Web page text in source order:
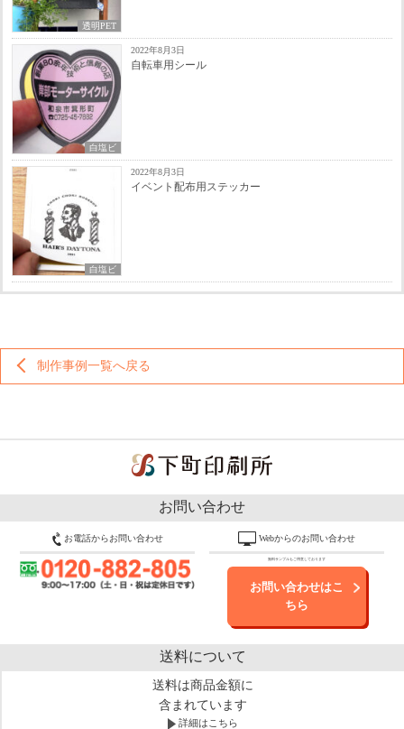
透明PET
白塩ビ
2022年8月3日
自転車用シール
白塩ビ
2022年8月3日
イベント配布用ステッカー
制作事例一覧へ戻る
お問い合わせ
お電話からお問い合わせ Webからのお問い合わせ
無料サンプルもご用意しております
お問い合わせはこ
ちら
送料について
送料は商品金額に
含まれています
詳細はこちら